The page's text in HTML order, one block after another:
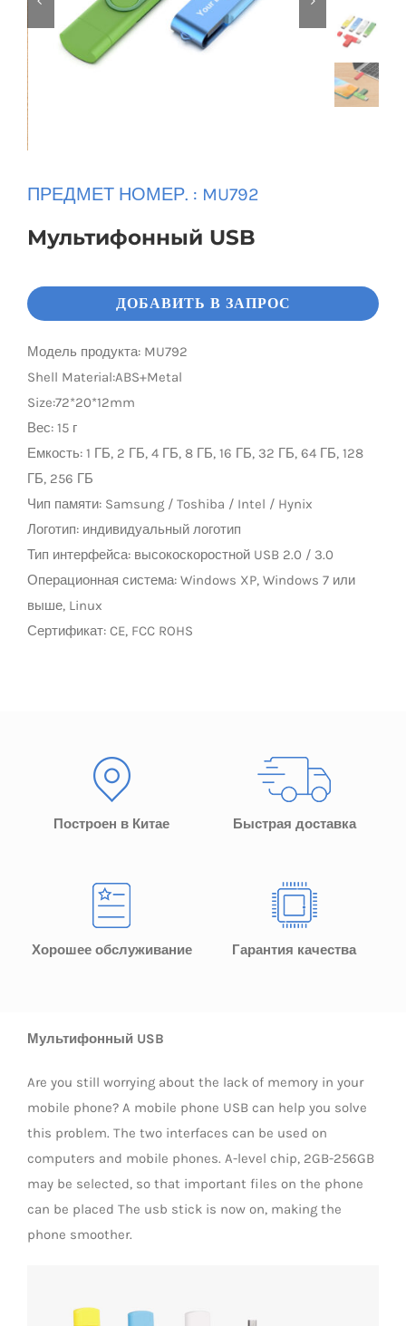
Universal Travel Adapter
Audio/Video Converter
Stylus Pen
Card Reader
LED Lamp
Связаться с нами
ПРЕДМЕТ НОМЕР. : MU792
Мультифонный USB
ДОБАВИТЬ В ЗАПРОС
Модель продукта: MU792
Shell Material:ABS+Metal
Size:72*20*12mm
Вес: 15 г
Емкость: 1 ГБ, 2 ГБ, 4 ГБ, 8 ГБ, 16 ГБ, 32 ГБ, 64 ГБ, 128
ГБ, 256 ГБ
Чип памяти: Samsung / Toshiba / Intel / Hynix
Логотип: индивидуальный логотип
Тип интерфейса: высокоскоростной USB 2.0 / 3.0
Операционная система: Windows XP, Windows 7 или
выше, Linux
Сертификат: CE, FCC ROHS
Построен в Китае Быстрая доставка
Хорошее обслуживание Гарантия качества
Мультифонный USB
Are you still worrying about the lack of memory in your
mobile phone? A mobile phone USB can help you solve
this problem. The two interfaces can be used on
computers and mobile phones. A-level chip, 2GB-256GB
may be selected, so that important files on the phone
can be placed The usb stick is now on, making the
phone smoother.